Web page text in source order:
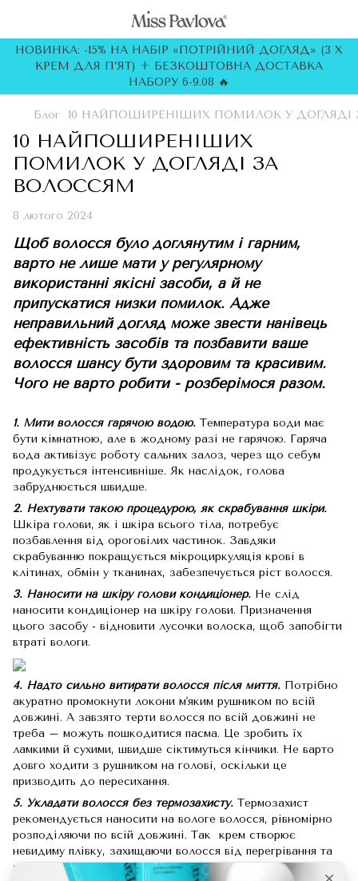
НОВИНКА: -15% НА НАБІР «ПОТРІЙНИЙ ДОГЛЯД» (3 Х
КРЕМ ДЛЯ П’ЯТ) + БЕЗКОШТОВНА ДОСТАВКА
НАБОРУ 6-9.08 🔥
Блог 10 НАЙПОШИРЕНІШИХ ПОМИЛОК У
10 НАЙПОШИРЕНІШИХ
ПОМИЛОК У ДОГЛЯДІ ЗА
ВОЛОССЯМ
8 лютого 2024
Щоб волосся було доглянутим і гарним,
варто не лише мати у регулярному
використанні якісні засоби, а й не
припускатися низки помилок. Адже
неправильний догляд може звести нанівець
ефективність засобів та позбавити ваше
волосся шансу бути здоровим та красивим.
Чого не варто робити - розберімося разом.
1. Мити волосся гарячою водою. Температура води має
бути кімнатною, але в жодному разі не гарячою. Гаряча
вода активізує роботу сальних залоз, через що себум
продукується інтенсивніше. Як наслідок, голова
забруднюється швидше.
2. Нехтувати такою процедурою, як скрабування шкіри.
Шкіра голови, як і шкіра всього тіла, потребує
позбавлення від ороговілих частинок. Завдяки
скрабуванню покращується мікроциркуляція крові в
клітинах, обмін у тканинах, забезпечується ріст волосся.
3. Наносити на шкіру голови кондиціонер. Не слід
наносити кондиціонер на шкіру голови. Призначення
цього засобу - відновити лусочки волоска, щоб запобігти
втраті вологи.
4. Надто сильно витирати волосся після миття. Потрібно
акуратно промокнути локони м'яким рушником по всій
довжині. А завзято терти волосся по всій довжині не
треба – можуть пошкодитися пасма. Це зробить їх
ламкими й сухими, швидше сіктимуться кінчики. Не варто
довго ходити з рушником на голові, оскільки це
призводить до пересихання.
5. Укладати волосся без термозахисту. Термозахист
рекомендується наносити на вологе волосся, рівномірно
розподіляючи по всій довжині. Так крем створює
невидиму плівку, захищаючи волосся від перегрівання та
зневоднення.